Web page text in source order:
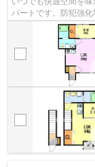
パートです。防犯強
社イチオシの物件の